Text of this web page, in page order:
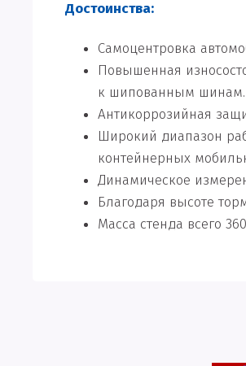
Достоинства:
Самоцентровка
Повышенная
к шипованным шинам.
Антикоррозийная
Широкий диапазон
контейнерных
Динамическое
Благодаря высоте
Масса стенда всего